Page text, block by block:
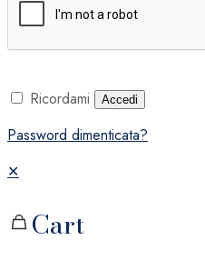
Ricordami Accedi
Password dimenticata?
✕
Cart